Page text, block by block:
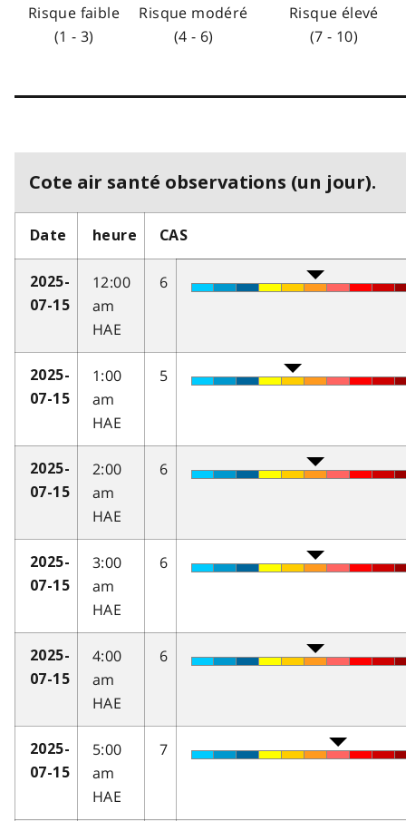
Risque faible
(1 - 3)
Risque modéré
(4 - 6)
Risque élevé
(7 - 10)
Cote air santé observations (un jour).
Date heure CAS
2025-
07-15
12:00
am
HAE
6
2025-
07-15
1:00
am
HAE
5
2025-
07-15
2:00
am
HAE
6
2025-
07-15
3:00
am
HAE
6
2025-
07-15
4:00
am
HAE
6
2025-
07-15
5:00
am
HAE
7